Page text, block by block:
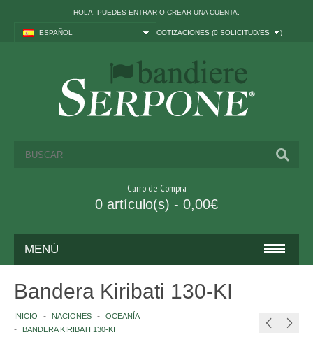
HOLA, PUEDES ENTRAR O CREAR UNA CUENTA
ESPAÑOL COTIZACIONES (0 SOLICITUD/ES )
Carro de Compra
0 artículo(s) - 0,00€
MENÚ
ITALIA Y UE
Bandera Kiribati 130-KI
INICIO NACIONES
OCEANÍA
BANDERA KIRIBATI 130-KI